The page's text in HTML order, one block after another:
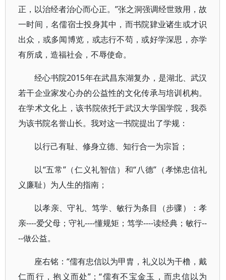
正，以治经者治心而心正。”张之洞强调经世致用，故
一时间，名儒宿士投身其中，而书院肄业诸生或才识
出众，或多闻博览，或志行不苟，或好学深思，亦学
有所成，造福社会，不辱使命。
经心书院2015年在武昌东湖复办，是湖北、武汉
若干企业家发心办的公益性的文化传承与培训机构。
在学术文化上，该书院依托于武汉大学国学院，我忝
为该书院名誉山长。我对这一书院提出了学规：
以行己有耻、修身立德、知行合一为宗旨；
以“五常”（仁义礼智信）和“八德”（孝悌忠信礼
义廉耻）为人生的指南；
以孝亲、守礼、笃学、敏行为条目（步骤）：孝
亲----爱父母；守礼----懂规矩；笃学----读经典；敏行--
--做公益。
座右铭：“儒有忠信以为甲胄，礼义以为干橹，戴
仁而行，抱义而处”；“儒有不宝金玉，而忠信以为